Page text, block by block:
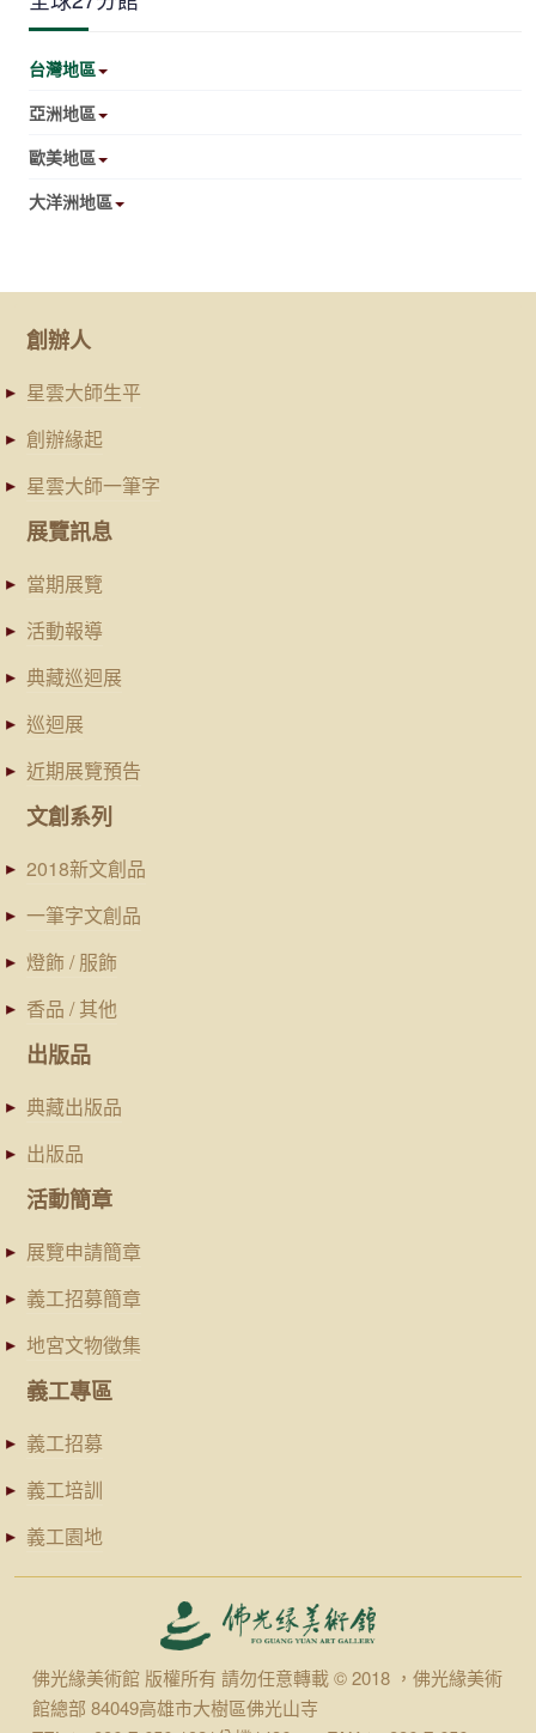
台灣地區
亞洲地區
歐美地區
大洋洲地區
創辦人
星雲大師生平
創辦緣起
星雲大師一筆字
展覽訊息
當期展覽
活動報導
典藏巡迴展
巡迴展
近期展覽預告
文創系列
2018新文創品
一筆字文創品
燈飾 / 服飾
香品 / 其他
出版品
典藏出版品
出版品
活動簡章
展覽申請簡章
義工招募簡章
地宮文物徵集
義工專區
義工招募
義工培訓
義工園地
佛光緣美術館 版權所有 請勿任意轉載 © 2018 ，佛光緣美術
館總部 84049高雄市大樹區佛光山寺